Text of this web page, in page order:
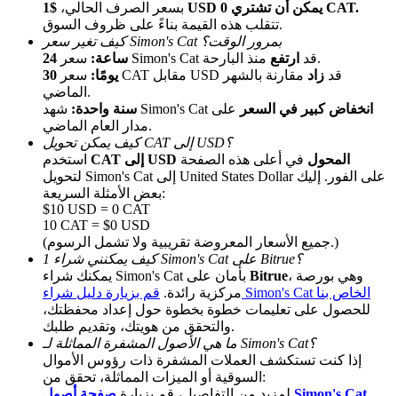
الإحالة
قم بدعوة صديق لتحصل على مكافآت نقدية
BTC Welcome Rewards
BTC Welcome Rewards
بسعر الصرف الحالي،
$1 USD يمكن أن تشتري 0 CAT.
تتقلب هذه القيمة بناءً على ظروف السوق.
كيف تغير سعر Simon's Cat بمرور الوقت؟
24 ساعة:
سعر Simon's Cat قد ارتفع
منذ البارحة.
30 يومًا:
سعر CAT مقابل USD قد زاد مقارنة بالشهر
الماضي.
سنة واحدة: شهد Simon's Cat انخفاض كبير في السعر
على
مدار العام الماضي.
كيف يمكن تحويل CAT إلى USD؟
CAT إلى USD المحول في أعلى هذه الصفحة
لتحويل Simon's Cat إلى United States Dollar على الفور. إليك
بعض الأمثلة السريعة:
$10 USD = 0 CAT
10 CAT = $0 USD
(جميع الأسعار المعروضة تقريبية ولا تشمل الرسوم.)
كيف يمكنني شراء 1 Simon's Cat على Bitrue؟
Bitrue، وهي بورصة
مركزية رائدة.
قم بزيارة دليل شراء Simon's Cat الخاص بنا
للحصول على تعليمات خطوة بخطوة حول إعداد محفظتك،
والتحقق من هويتك، وتقديم طلبك.
ما هي الأصول المشفرة المماثلة لـ Simon's Cat؟
إذا كنت تستكشف العملات المشفرة ذات رؤوس الأموال
السوقية أو الميزات المماثلة، تحقق من: